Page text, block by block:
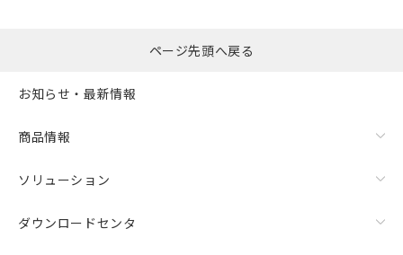
ページ先頭へ戻る
お知らせ・最新情報
商品情報
ソリューション
ダウンロードセンタ